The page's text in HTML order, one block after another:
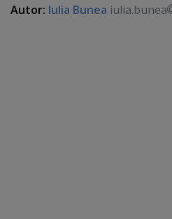
Autor: Iulia Bunea iulia.bunea